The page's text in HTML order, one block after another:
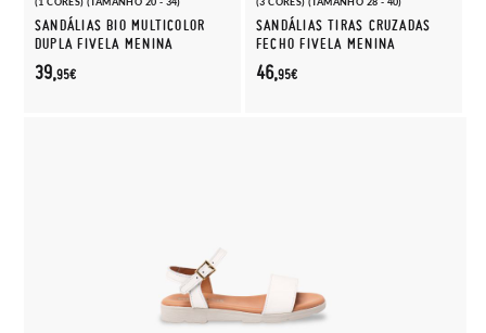
SANDÁLIAS BIO MULTICOLOR
DUPLA FIVELA MENINA
39,95€
SANDÁLIAS TIRAS CRUZADAS
FECHO FIVELA MENINA
46,95€